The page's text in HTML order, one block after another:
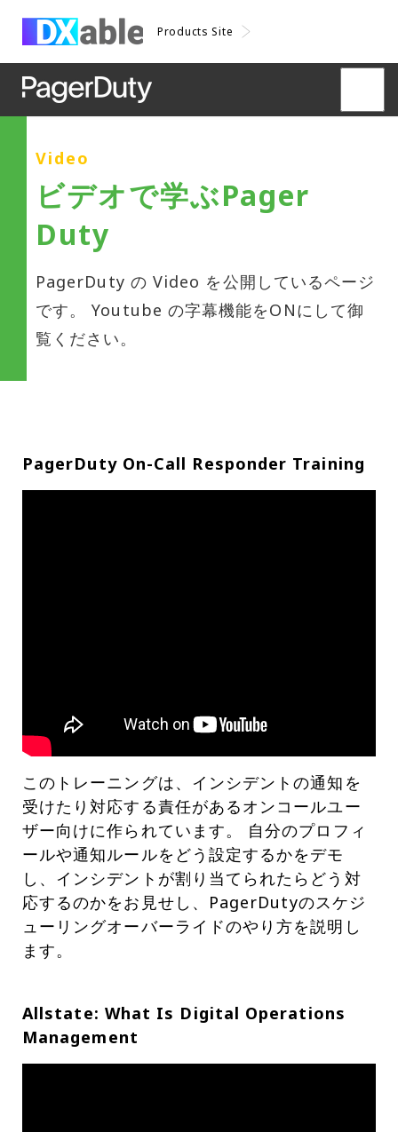
Products Site
Video
ビデオで学ぶPager
Duty
PagerDuty の Video を公開しているページ
です。 Youtube の字幕機能をONにして御
覧ください。
PagerDuty On-Call Responder Training
このトレーニングは、インシデントの通知を
受けたり対応する責任があるオンコールユー
ザー向けに作られています。 自分のプロフィ
ールや通知ルールをどう設定するかをデモ
し、インシデントが割り当てられたらどう対
応するのかをお見せし、PagerDutyのスケジ
ューリングオーバーライドのやり方を説明し
ます。
Allstate: What Is Digital Operations
Management